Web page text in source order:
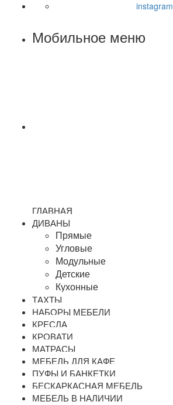
instagram
Мобильное меню
ГЛАВНАЯ
ДИВАНЫ
Прямые
Угловые
Модульные
Детские
Кухонные
ТАХТЫ
НАБОРЫ МЕБЕЛИ
КРЕСЛА
КРОВАТИ
МАТРАСЫ
МЕБЕЛЬ ДЛЯ КАФЕ
ПУФЫ И БАНКЕТКИ
БЕСКАРКАСНАЯ МЕБЕЛЬ
МЕБЕЛЬ В НАЛИЧИИ